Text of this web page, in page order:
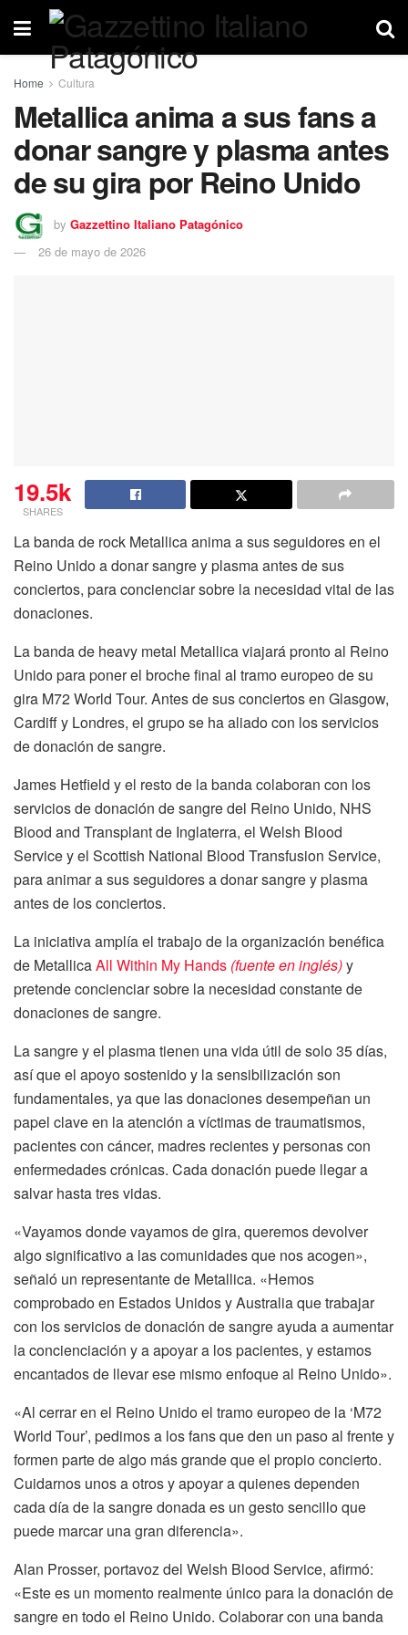
Home Cultura
Metallica anima a sus fans a
donar sangre y plasma antes
de su gira por Reino Unido
by Gazzettino Italiano Patagónico
26 de mayo de 2026
19.5k
SHARES
La banda de rock Metallica anima a sus seguidores en el
Reino Unido a donar sangre y plasma antes de sus
conciertos, para concienciar sobre la necesidad vital de las
donaciones.
La banda de heavy metal Metallica viajará pronto al Reino
Unido para poner el broche final al tramo europeo de su
gira M72 World Tour. Antes de sus conciertos en Glasgow,
Cardiff y Londres, el grupo se ha aliado con los servicios
de donación de sangre.
James Hetfield y el resto de la banda colaboran con los
servicios de donación de sangre del Reino Unido, NHS
Blood and Transplant de Inglaterra, el Welsh Blood
Service y el Scottish National Blood Transfusion Service,
para animar a sus seguidores a donar sangre y plasma
antes de los conciertos.
La iniciativa amplía el trabajo de la organización benéfica
de MetallicaAll Within My Hands (fuente en inglés)y
pretende concienciar sobre la necesidad constante de
donaciones de sangre.
La sangre y el plasma tienen una vida útil de solo 35 días,
así que el apoyo sostenido y la sensibilización son
fundamentales, ya que las donaciones desempeñan un
papel clave en la atención a víctimas de traumatismos,
pacientes con cáncer, madres recientes y personas con
enfermedades crónicas. Cada donación puede llegar a
salvar hasta tres vidas.
«Vayamos donde vayamos de gira, queremos devolver
algo significativo a las comunidades que nos acogen»,
señaló un representante de Metallica. «Hemos
comprobado en Estados Unidos y Australia que trabajar
con los servicios de donación de sangre ayuda a aumentar
la concienciación y a apoyar a los pacientes, y estamos
encantados de llevar ese mismo enfoque al Reino Unido».
«Al cerrar en el Reino Unido el tramo europeo de la ‘M72
World Tour’, pedimos a los fans que den un paso al frente y
formen parte de algo más grande que el propio concierto.
Cuidarnos unos a otros y apoyar a quienes dependen
cada día de la sangre donada es un gesto sencillo que
puede marcar una gran diferencia».
Alan Prosser, portavoz del Welsh Blood Service, afirmó:
«Este es un momento realmente único para la donación de
sangre en todo el Reino Unido. Colaborar con una banda